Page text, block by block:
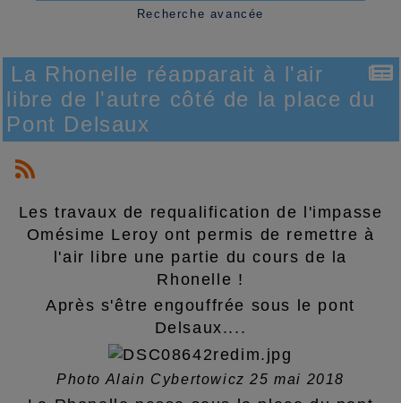
Recherche avancée
La Rhonelle réapparait à l'air
libre de l'autre côté de la place du
Pont Delsaux
Les travaux de requalification de l'impasse
Omésime Leroy ont permis de remettre à
l'air libre une partie du cours de la
Rhonelle !
Après s'être engouffrée sous le pont
Delsaux....
Photo Alain Cybertowicz 25 mai 2018